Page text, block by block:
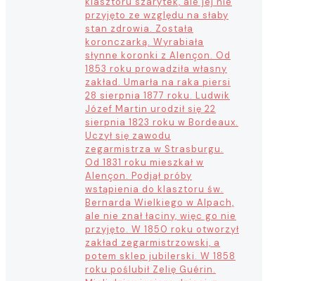
przyjęto ze względu na słaby
stan zdrowia. Została
koronczarką. Wyrabiała
słynne koronki z Alençon. Od
1853 roku prowadziła własny
zakład. Umarła na raka piersi
28 sierpnia 1877 roku. Ludwik
Józef Martin urodził się 22
sierpnia 1823 roku w Bordeaux.
Uczył się zawodu
zegarmistrza w Strasburgu.
Od 1831 roku mieszkał w
Alençon. Podjął próby
wstąpienia do klasztoru św.
Bernarda Wielkiego w Alpach,
ale nie znał łaciny, więc go nie
przyjęto. W 1850 roku otworzył
zakład zegarmistrzowski, a
potem sklep jubilerski. W 1858
roku poślubił Zelię Guérin.